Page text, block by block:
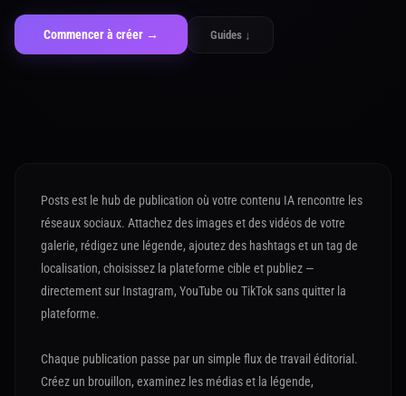
Commencer à créer → Guides ↓
Posts est le hub de publication où votre contenu IA rencontre les
réseaux sociaux. Attachez des images et des vidéos de votre
galerie, rédigez une légende, ajoutez des hashtags et un tag de
localisation, choisissez la plateforme cible et publiez —
directement sur Instagram, YouTube ou TikTok sans quitter la
plateforme.
Chaque publication passe par un simple flux de travail éditorial.
Créez un brouillon, examinez les médias et la légende,